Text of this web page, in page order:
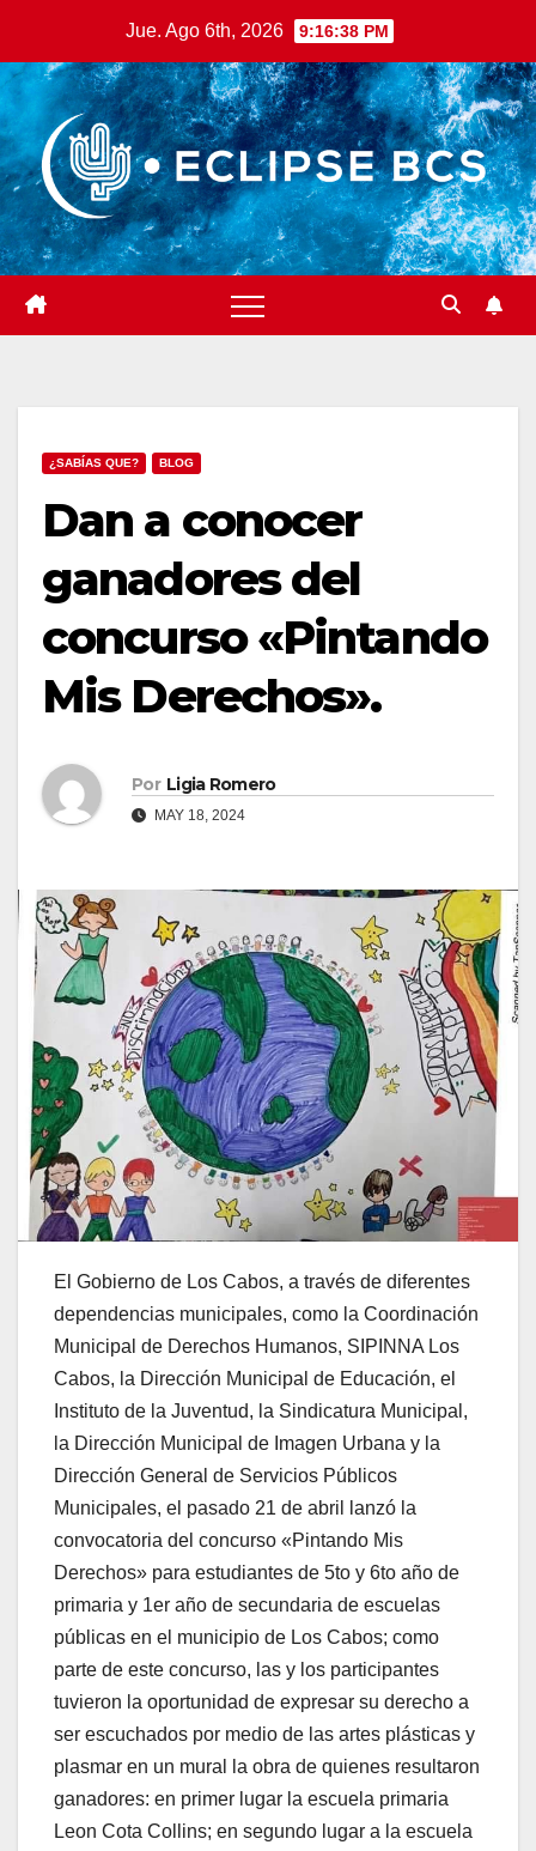
contenido
Jue. Ago 6th, 2026 9:16:39 PM
¿SABÍAS QUE? BLOG
Dan a conocer
ganadores del
concurso «Pintando
Mis Derechos».
Por Ligia Romero
MAY 18, 2024
El Gobierno de Los Cabos, a través de diferentes
dependencias municipales, como la Coordinación
Municipal de Derechos Humanos, SIPINNA Los
Cabos, la Dirección Municipal de Educación, el
Instituto de la Juventud, la Sindicatura Municipal,
la Dirección Municipal de Imagen Urbana y la
Dirección General de Servicios Públicos
Municipales, el pasado 21 de abril lanzó la
convocatoria del concurso «Pintando Mis
Derechos» para estudiantes de 5to y 6to año de
primaria y 1er año de secundaria de escuelas
públicas en el municipio de Los Cabos; como
parte de este concurso, las y los participantes
tuvieron la oportunidad de expresar su derecho a
ser escuchados por medio de las artes plásticas y
plasmar en un mural la obra de quienes resultaron
ganadores: en primer lugar la escuela primaria
Leon Cota Collins; en segundo lugar a la escuela